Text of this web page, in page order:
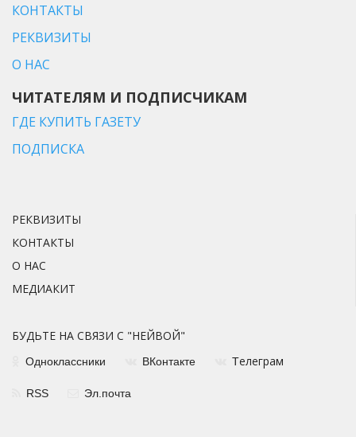
КОНТАКТЫ
РЕКВИЗИТЫ
О НАС
ЧИТАТЕЛЯМ И ПОДПИСЧИКАМ
ГДЕ КУПИТЬ ГАЗЕТУ
ПОДПИСКА
РЕКВИЗИТЫ
КОНТАКТЫ
О НАС
МЕДИАКИТ
БУДЬТЕ НА СВЯЗИ С "НЕЙВОЙ"
Одноклассники ВКонтакте Телеграм
RSS Эл.почта